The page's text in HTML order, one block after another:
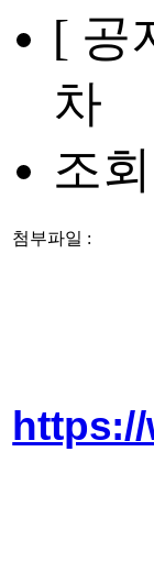
[ 공
차
조
첨부파일 :